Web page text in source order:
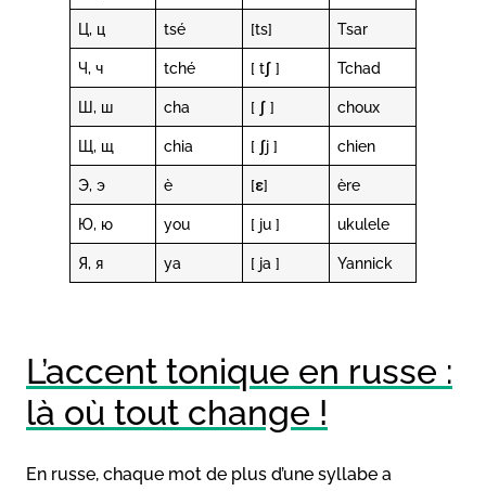
Ц, ц tsé [ts] Tsar
Ч, ч tché [ tʃ ] Tchad
Ш, ш cha [ ʃ ] choux
Щ, щ chia [ ʃj ] chien
Э, э è [ɛ] ère
Ю, ю you [ ju ] ukulele
Я, я ya [ ja ] Yannick
L’accent tonique en russe :
là où tout change !
En russe, chaque mot de plus d’une syllabe a